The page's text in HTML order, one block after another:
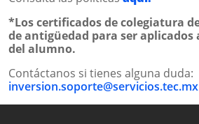
*Los certificados de colegiatura
de antigüedad para ser aplicados
del alumno.
Contáctanos si tienes alguna duda:
inversion.soporte@servicios.tec.mx